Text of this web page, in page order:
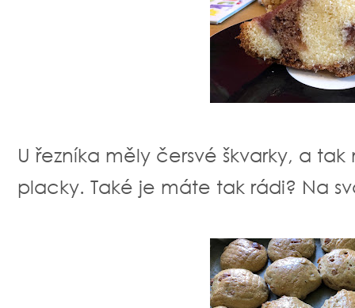
U řezníka měly čersvé škvarky, a
placky. Také je máte tak rádi? Na